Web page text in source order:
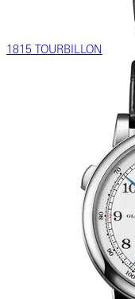
1815 TOURBILLON